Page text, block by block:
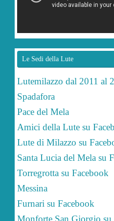
Le Sedi della Lute
Lutemilazzo dal 2011 al
Spadafora
Pace del Mela
Amici della Lute su
Lute di Milazzo su
Santa Lucia del Mela su
Torregrotta su Facebook
Messina
Furnari su Facebook
Monforte San Giorgio su